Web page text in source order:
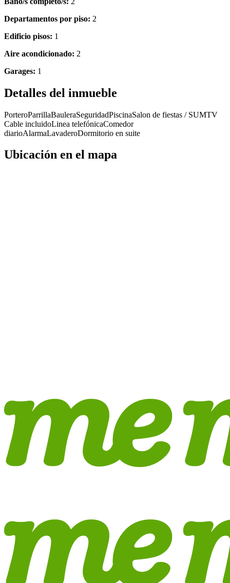
Departamentos por piso: 2
Edificio pisos: 1
Aire acondicionado: 2
Garages: 1
Detalles del inmueble
PorteroParrillaBauleraSeguridadPiscinaSalon de fiestas / SUMTV
Cable incluidoLinea telefónicaComedor
diarioAlarmaLavaderoDormitorio en suite
Ubicación en el mapa